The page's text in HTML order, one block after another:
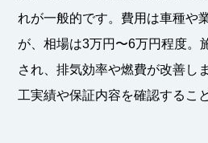
れが一般的です。費用は車種や
が、相場は3万円〜6万円程度。
され、排気効率や燃費が改善し
工実績や保証内容を確認するこ